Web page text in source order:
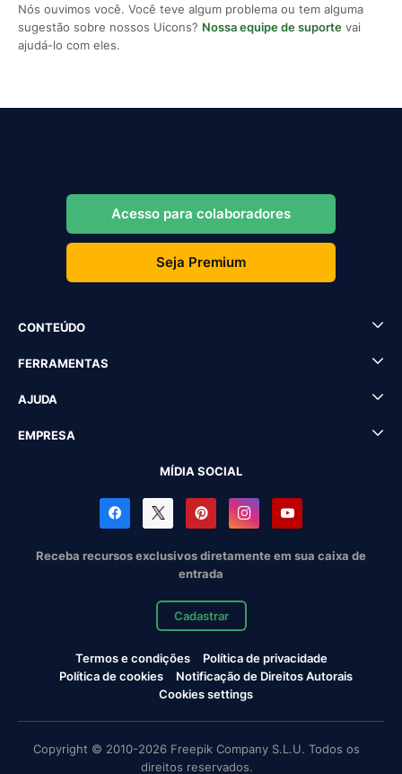
Nós ouvimos você. Você teve algum problema ou tem alguma
sugestão sobre nossos Uicons? Nossa equipe de suporte vai
ajudá-lo com eles.
Acesso para colaboradores
Seja Premium
CONTEÚDO
FERRAMENTAS
AJUDA
EMPRESA
MÍDIA SOCIAL
Receba recursos exclusivos diretamente em sua caixa de
entrada
Cadastrar
Termos e condições
Política de privacidade
Política de cookies
Notificação de Direitos Autorais
Cookies settings
Copyright © 2010-2026 Freepik Company S.L.U. Todos os
direitos reservados.